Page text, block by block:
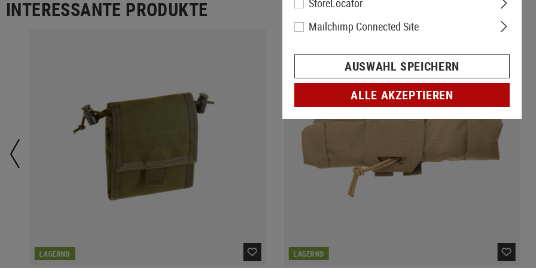
INTERESSANTE PRODUKTE
LAGERND LAGERND
StoreLocator
Mailchimp Connected Site
AUSWAHL SPEICHERN
ALLE AKZEPTIEREN